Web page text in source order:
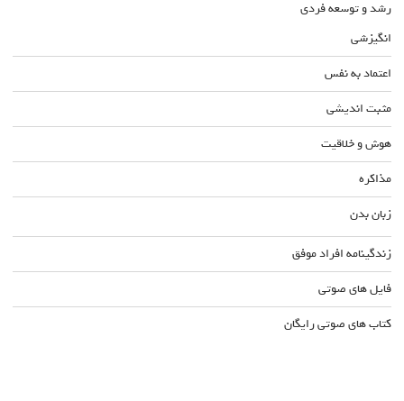
رشد و توسعه فردی
انگیزشی
اعتماد به نفس
مثبت اندیشی
هوش و خلاقیت
مذاکره
زبان بدن
زندگینامه افراد موفق
فایل های صوتی
کتاب های صوتی رایگان